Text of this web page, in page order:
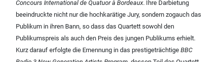
Concours International de Quatuor à Bordeaux. Ihre Darbietung
beeindruckte nicht nur die hochkarätige Jury, sondern zogauch das
Publikum in ihren Bann, so dass das Quartett sowohl den
Publikumspreis als auch den Preis des jungen Publikums erhielt.
Kurz darauf erfolgte die Ernennung in das prestigeträchtige BBC